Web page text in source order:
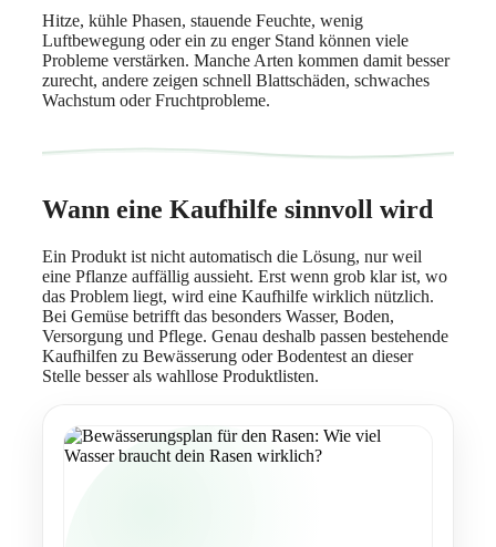
Hitze, kühle Phasen, stauende Feuchte, wenig
Luftbewegung oder ein zu enger Stand können viele
Probleme verstärken. Manche Arten kommen damit besser
zurecht, andere zeigen schnell Blattschäden, schwaches
Wachstum oder Fruchtprobleme.
Wann eine Kaufhilfe sinnvoll wird
Ein Produkt ist nicht automatisch die Lösung, nur weil
eine Pflanze auffällig aussieht. Erst wenn grob klar ist, wo
das Problem liegt, wird eine Kaufhilfe wirklich nützlich.
Bei Gemüse betrifft das besonders Wasser, Boden,
Versorgung und Pflege. Genau deshalb passen bestehende
Kaufhilfen zu Bewässerung oder Bodentest an dieser
Stelle besser als wahllose Produktlisten.